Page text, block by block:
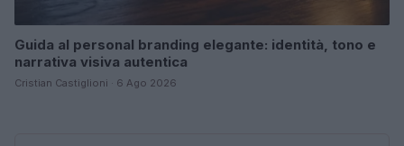
Guida al personal branding elegante: identità, tono e
narrativa visiva autentica
Cristian Castiglioni · 6 Ago 2026